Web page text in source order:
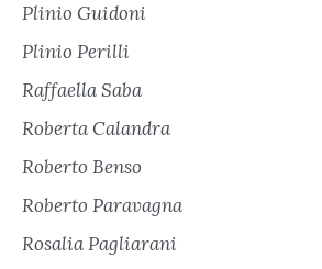
Plinio Guidoni
Plinio Perilli
Raffaella Saba
Roberta Calandra
Roberto Benso
Roberto Paravagna
Rosalia Pagliarani